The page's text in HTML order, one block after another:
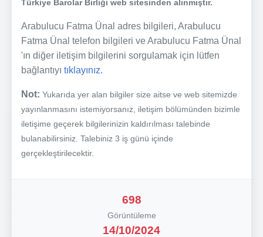
Türkiye Barolar Birliği web sitesinden alınmıştır.
Arabulucu Fatma Ünal adres bilgileri, Arabulucu
Fatma Ünal telefon bilgileri ve Arabulucu Fatma Ünal
'ın diğer iletişim bilgilerini sorgulamak için lütfen
bağlantıyı tıklayınız.
Not: Yukarıda yer alan bilgiler size aitse ve web sitemizde
yayınlanmasını istemiyorsanız, iletişim bölümünden bizimle
iletişime geçerek bilgilerinizin kaldırılması talebinde
bulanabilirsiniz. Talebiniz 3 iş günü içinde
gerçekleştirilecektir.
698
Görüntüleme
14/10/2024